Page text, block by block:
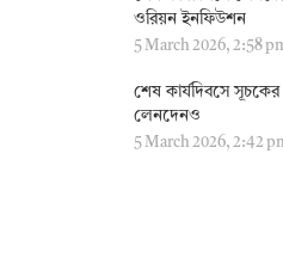
ওরিয়ন ইনফিউশন
5 March 2026, 2:58
শেষ কার্যদিবসে
লেনদেনও
5 March 2026, 2:42